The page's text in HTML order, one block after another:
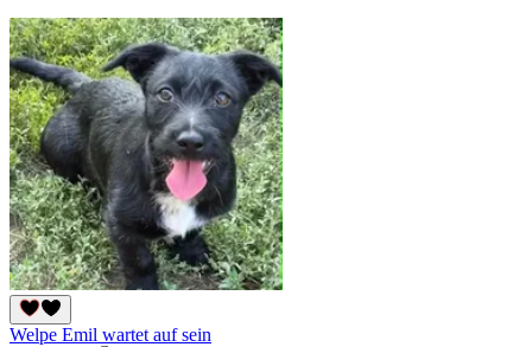
Welpe Emil wartet auf sein